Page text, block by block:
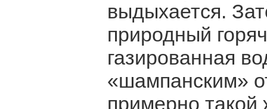
выдыхается.
природный
газированная
«шампанским»
примерно